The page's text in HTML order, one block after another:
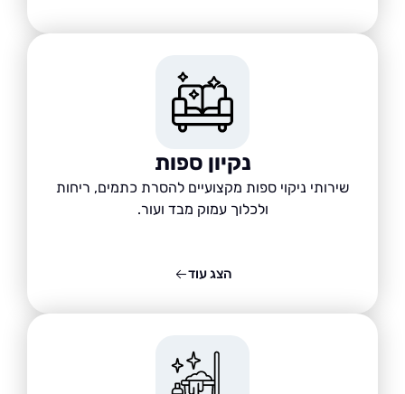
נקיון ספות
שירותי ניקוי ספות מקצועיים להסרת כתמים, ריחות
ולכלוך עמוק מבד ועור.